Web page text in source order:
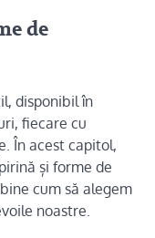
de
disponibil în
fiecare cu
În acest capitol,
și forme de
cum să alegem
noastre.